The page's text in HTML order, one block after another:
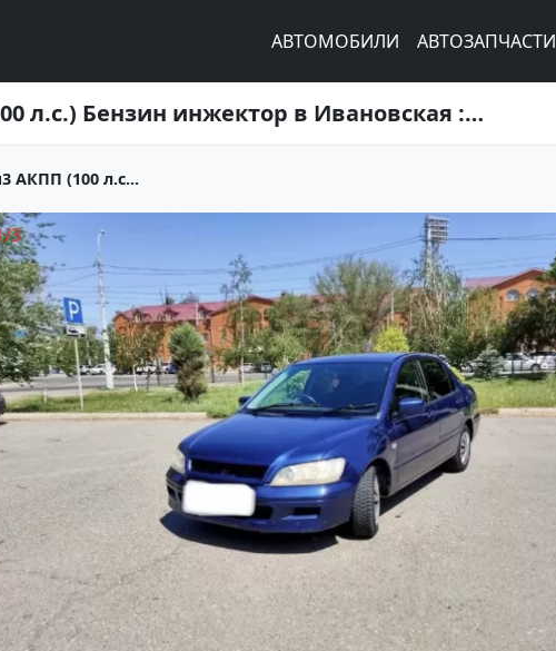
АВТОМОБИЛИ АВТОЗАПЧАСТИ
Купить Mitsubishi Lancer 1500 см3 АКПП (100 л.с.) Бензин инжектор в Ивановская : цвет Синий Седан 2001 года по цене 255000 рублей, объявление №21748 на сайте Авторынок23
АКПП (100 л.с...
/3